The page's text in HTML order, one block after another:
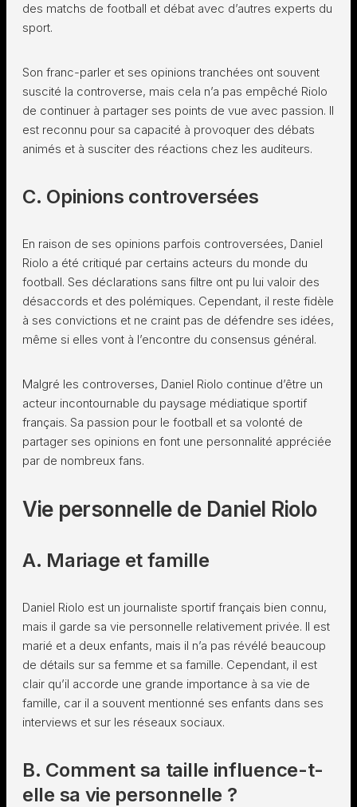
des matchs de football et débat avec d’autres experts du
sport.
Son franc-parler et ses opinions tranchées ont souvent
suscité la controverse, mais cela n’a pas empêché Riolo
de continuer à partager ses points de vue avec passion. Il
est reconnu pour sa capacité à provoquer des débats
animés et à susciter des réactions chez les auditeurs.
C. Opinions controversées
En raison de ses opinions parfois controversées, Daniel
Riolo a été critiqué par certains acteurs du monde du
football. Ses déclarations sans filtre ont pu lui valoir des
désaccords et des polémiques. Cependant, il reste fidèle
à ses convictions et ne craint pas de défendre ses idées,
même si elles vont à l’encontre du consensus général.
Malgré les controverses, Daniel Riolo continue d’être un
acteur incontournable du paysage médiatique sportif
français. Sa passion pour le football et sa volonté de
partager ses opinions en font une personnalité appréciée
par de nombreux fans.
Vie personnelle de Daniel Riolo
A. Mariage et famille
Daniel Riolo est un journaliste sportif français bien connu,
mais il garde sa vie personnelle relativement privée. Il est
marié et a deux enfants, mais il n’a pas révélé beaucoup
de détails sur sa femme et sa famille. Cependant, il est
clair qu’il accorde une grande importance à sa vie de
famille, car il a souvent mentionné ses enfants dans ses
interviews et sur les réseaux sociaux.
B. Comment sa taille influence-t-
elle sa vie personnelle ?